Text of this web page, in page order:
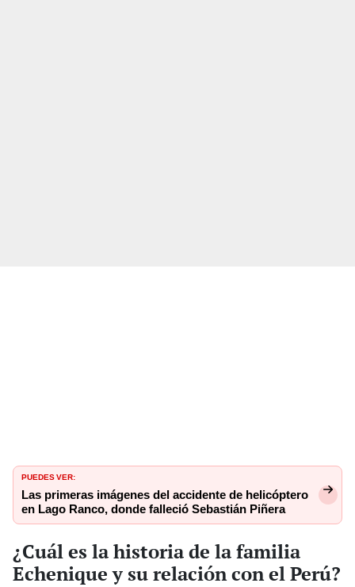
PUEDES VER:
Las primeras imágenes del accidente de helicóptero
en Lago Ranco, donde falleció Sebastián Piñera
¿Cuál es la historia de la familia
Echenique y su relación con el Perú?